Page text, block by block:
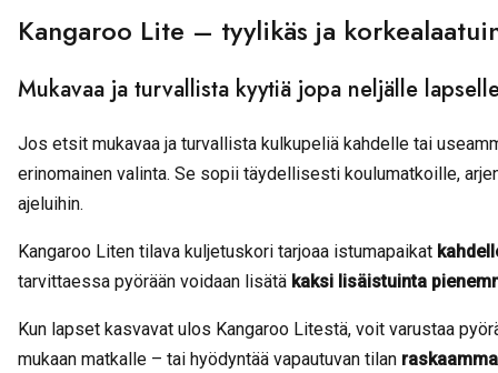
n
a
u
o
k
k
a
:
.
4
Kangaroo Lite – tyylikäs ja
Mukavaa ja turvallista kyytiä jopa neljälle
Jos etsit mukavaa ja turvallista kulkupeliä kahdelle tai
erinomainen valinta. Se sopii täydellisesti koulumatkoille,
ajeluihin.
Kangaroo Liten tilava kuljetuskori tarjoaa istumapaikat
tarvittaessa pyörään voidaan lisätä kaksi lisäistuinta
Kun lapset kasvavat ulos Kangaroo Litestä, voit varustaa
mukaan matkalle – tai hyödyntää vapautuvan tilan